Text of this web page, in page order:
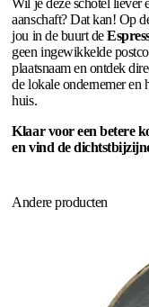
Wil je deze schotel liever
aanschaft? Dat kan! Op
jou in de buurt de
geen ingewikkelde
plaatsnaam en ontdek
de lokale ondernemer en
huis.
Klaar voor een betere
en vind de
Andere producten